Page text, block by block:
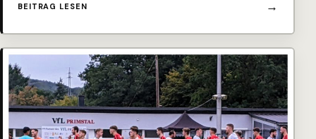
BEITRAG LESEN